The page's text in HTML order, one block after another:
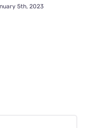
5th, 2023